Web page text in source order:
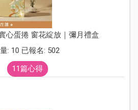
心蛋捲 窗花綻放｜彌月禮盒
: 10 已報名: 502
11篇心得